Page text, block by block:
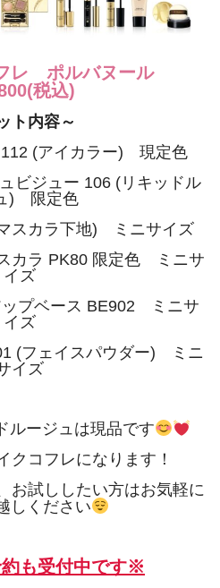
レ ポルバヌール
税込)
ト内容～
112 (アイカラー) 現定色
ビジュー 106 (リキッドル
) 限定色
スカラ下地) ミニサイズ
カラ PK80 限定色 ミニサ
イズ
ップベース BE902 ミニサ
イズ
(フェイスパウダー) ミニ
イズ
ルージュは現品です
クコフレになります！
お試ししたい方はお気軽に
しください
も受付中です※